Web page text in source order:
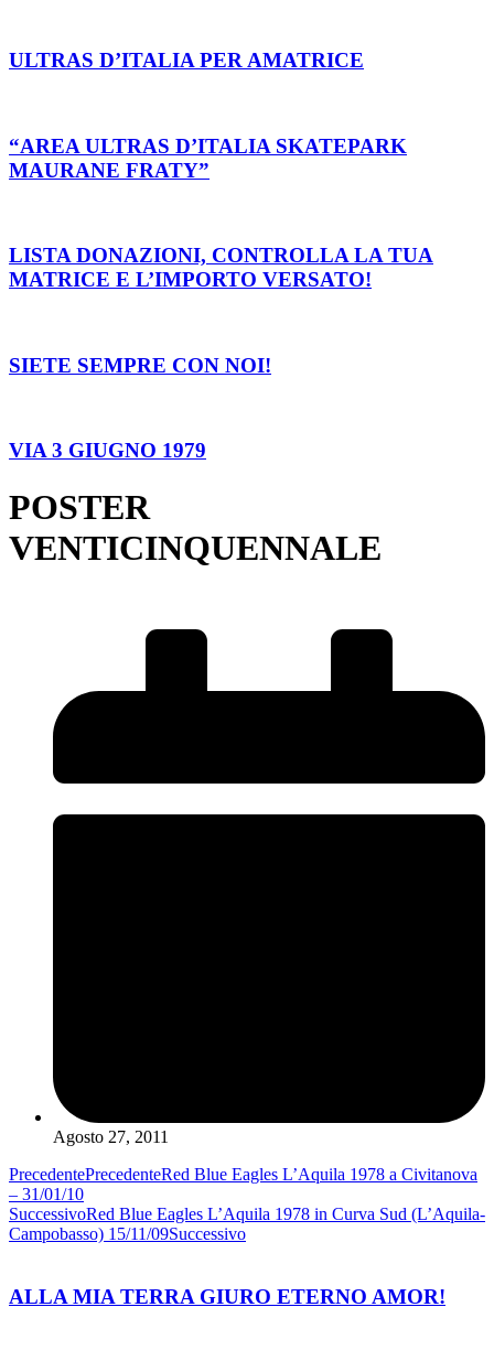
ULTRAS D’ITALIA PER AMATRICE
“AREA ULTRAS D’ITALIA SKATEPARK
MAURANE FRATY”
LISTA DONAZIONI, CONTROLLA LA TUA
MATRICE E L’IMPORTO VERSATO!
SIETE SEMPRE CON NOI!
VIA 3 GIUGNO 1979
POSTER
VENTICINQUENNALE
Agosto 27, 2011
PrecedentePrecedenteRed Blue Eagles L’Aquila 1978 a Civitanova
– 31/01/10
SuccessivoRed Blue Eagles L’Aquila 1978 in Curva Sud (L’Aquila-
Campobasso) 15/11/09Successivo
ALLA MIA TERRA GIURO ETERNO AMOR!